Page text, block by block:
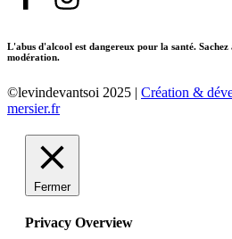
L'abus d'alcool est dangereux pour la santé.
modération.
©levindevantsoi 2025 | Création &
mersier.fr
Fermer
Privacy Overview